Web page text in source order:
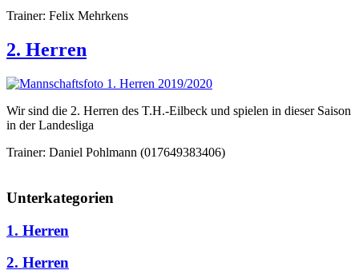
Trainer: Felix Mehrkens
2. Herren
Wir sind die 2. Herren des T.H.-Eilbeck und spielen in dieser Saison
in der Landesliga
Trainer: Daniel Pohlmann (017649383406)
Unterkategorien
1. Herren
2. Herren